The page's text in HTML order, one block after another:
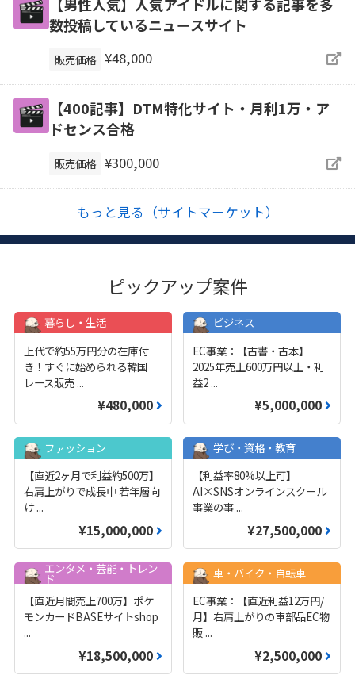
数投稿しているニュースサイト
販売価格 ¥48,000
【400記事】DTM特化サイト・月利1万・ア
ドセンス合格
販売価格 ¥300,000
もっと見る（サイトマーケット）
ピックアップ案件
暮らし・生活
上代で約55万円分の在庫付
き！すぐに始められる韓国
レース販売 ...
¥480,000
ビジネス
EC事業：【古書・古本】
2025年売上600万円以上・利
益2 ...
¥5,000,000
ファッション
【直近2ヶ月で利益約500万】
右肩上がりで成長中 若年層向
け...
¥15,000,000
学び・資格・教育
【利益率80%以上可】
AI×SNSオンラインスクール
事業の事 ...
¥27,500,000
エンタメ・芸能・トレン
ド
【直近月間売上700万】ポケ
モンカードBASEサイトshop
...
¥18,500,000
車・バイク・自転車
EC事業：【直近利益12万円/
月】右肩上がりの車部品EC物
販 ...
¥2,500,000